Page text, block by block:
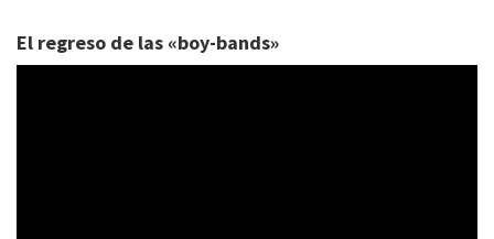
El regreso de las «boy-bands»